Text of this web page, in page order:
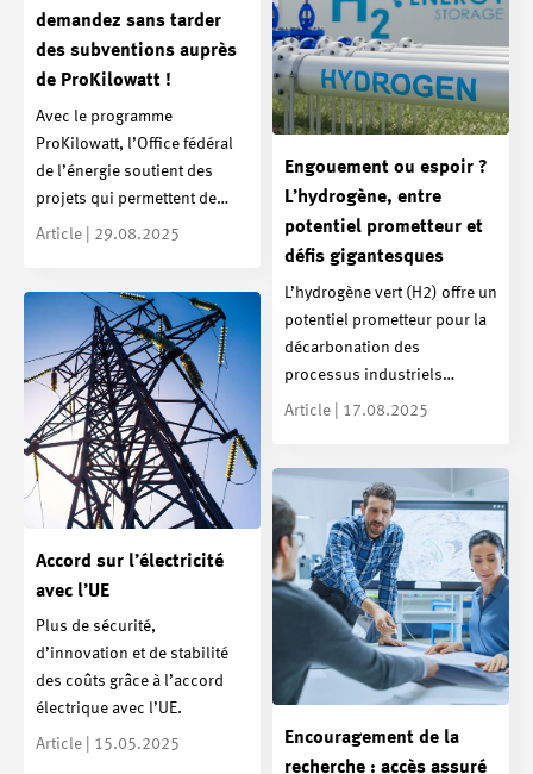
demandez sans tarder
des subventions auprès
de ProKilowatt !
Avec le programme
ProKilowatt, l’Office fédéral
de l’énergie soutient des
projets qui permettent de…
Article | 29.08.2025
Engouement ou espoir ?
L’hydrogène, entre
potentiel prometteur et
défis gigantesques
L’hydrogène vert (H2) offre un
potentiel prometteur pour la
décarbonation des
processus industriels…
Article | 17.08.2025
Accord sur l’électricité
avec l’UE
Plus de sécurité,
d’innovation et de stabilité
des coûts grâce à l’accord
électrique avec l’UE.
Article | 15.05.2025
Encouragement de la
recherche : accès assuré